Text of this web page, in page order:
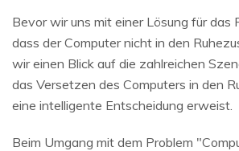
Bevor wir uns mit einer Lösung für das
dass der Computer nicht in den
wir einen Blick auf die zahlreichen
das Versetzen des Computers in den
eine intelligente Entscheidung erweist.
Beim Umgang mit dem Problem